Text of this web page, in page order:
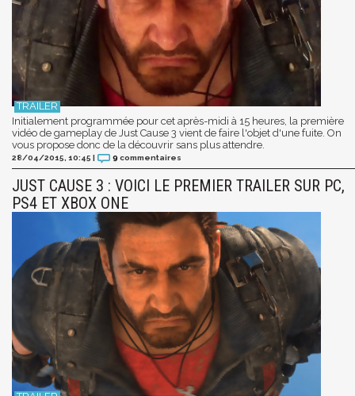
Initialement programmée pour cet après-midi à 15 heures, la première
vidéo de gameplay de Just Cause 3 vient de faire l'objet d'une fuite. On
vous propose donc de la découvrir sans plus attendre.
28/04/2015, 10:45 9 commentaires
JUST CAUSE 3 : VOICI LE PREMIER TRAILER SUR PC,
PS4 ET XBOX ONE